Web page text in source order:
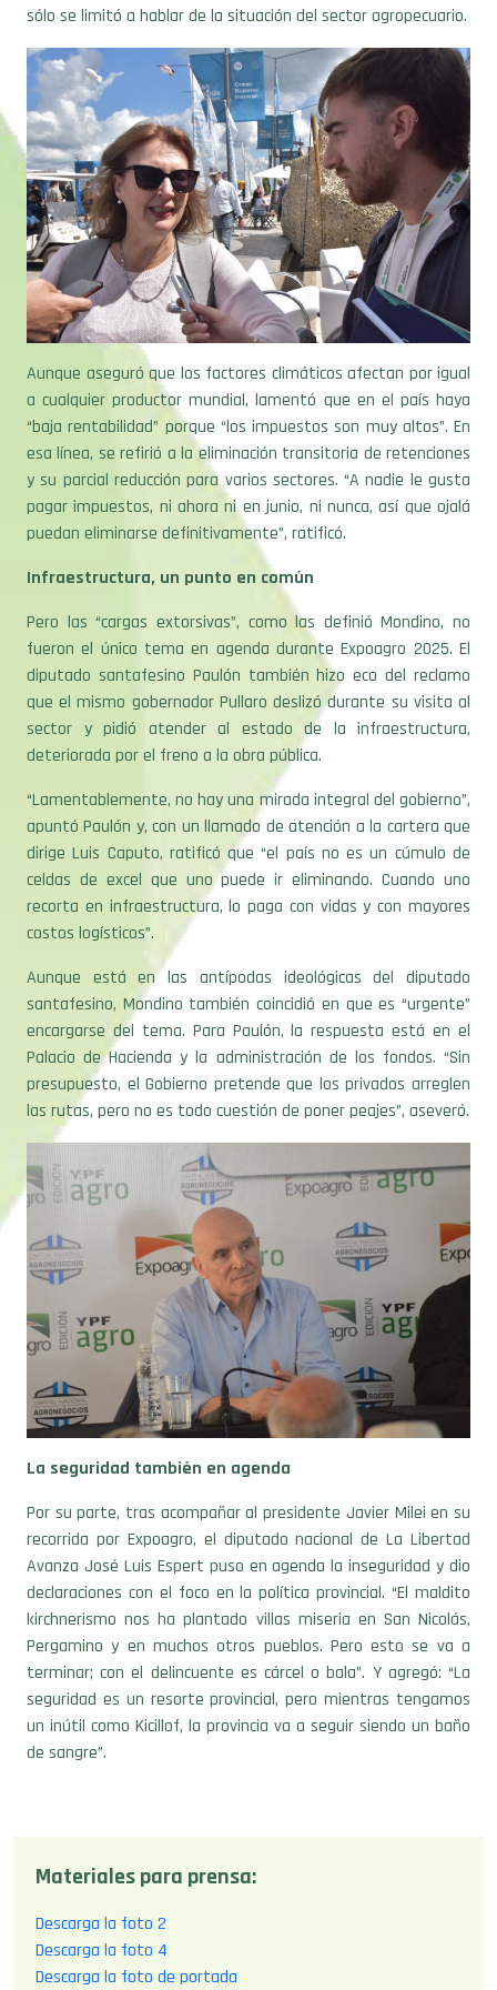
sólo se limitó a hablar de la situación del sector agropecuario.
Aunque aseguró que los factores climáticos afectan por igual
a cualquier productor mundial, lamentó que en el país haya
“baja rentabilidad” porque “los impuestos son muy altos”. En
esa línea, se refirió a la eliminación transitoria de retenciones
y su parcial reducción para varios sectores. “A nadie le gusta
pagar impuestos, ni ahora ni en junio, ni nunca, así que ojalá
puedan eliminarse definitivamente”, ratificó.
Infraestructura, un punto en común
Pero las “cargas extorsivas”, como las definió Mondino, no
fueron el único tema en agenda durante Expoagro 2025. El
diputado santafesino Paulón también hizo eco del reclamo
que el mismo gobernador Pullaro deslizó durante su visita al
sector y pidió atender al estado de la infraestructura,
deteriorada por el freno a la obra pública.
“Lamentablemente, no hay una mirada integral del gobierno”,
apuntó Paulón y, con un llamado de atención a la cartera que
dirige Luis Caputo, ratificó que “el país no es un cúmulo de
celdas de excel que uno puede ir eliminando. Cuando uno
recorta en infraestructura, lo paga con vidas y con mayores
costos logísticos”.
Aunque está en las antípodas ideológicas del diputado
santafesino, Mondino también coincidió en que es “urgente”
encargarse del tema. Para Paulón, la respuesta está en el
Palacio de Hacienda y la administración de los fondos. “Sin
presupuesto, el Gobierno pretende que los privados arreglen
las rutas, pero no es todo cuestión de poner peajes”, aseveró.
La seguridad también en agenda
Por su parte, tras acompañar al presidente Javier Milei en su
recorrida por Expoagro, el diputado nacional de La Libertad
Avanza José Luis Espert puso en agenda la inseguridad y dio
declaraciones con el foco en la política provincial. “El maldito
kirchnerismo nos ha plantado villas miseria en San Nicolás,
Pergamino y en muchos otros pueblos. Pero esto se va a
terminar; con el delincuente es cárcel o bala”. Y agregó: “La
seguridad es un resorte provincial, pero mientras tengamos
un inútil como Kicillof, la provincia va a seguir siendo un baño
de sangre”.
Materiales para prensa:
Descarga la foto 2
Descarga la foto 4
Descarga la foto de portada